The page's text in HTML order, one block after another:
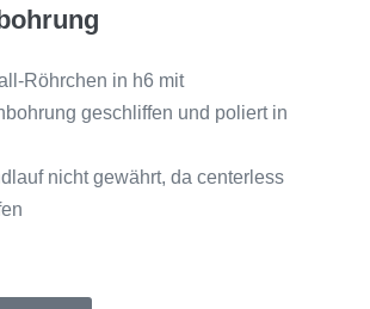
Röhrchen in h6 mit
geschliffen und poliert in
nicht gewährt, da centerless